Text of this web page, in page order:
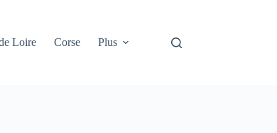
Loire Corse Plus